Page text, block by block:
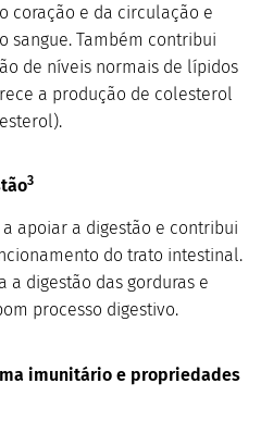
coração e da circulação e
sangue. Também contribui
de níveis normais de lípidos
a produção de colesterol
3
apoiar a digestão e contribui
do trato intestinal.
a digestão das gorduras e
processo digestivo.
imunitário e propriedades